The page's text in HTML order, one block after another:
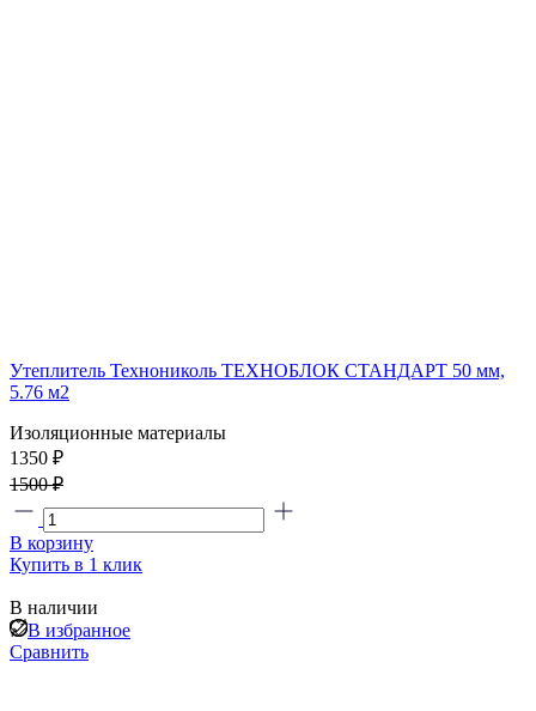
Утеплитель Технониколь ТЕХНОБЛОК СТАНДАРТ 50 мм,
5.76 м2
Изоляционные материалы
1350 ₽
1500 ₽
В корзину
Купить в 1 клик
В наличии
В избранное
Сравнить